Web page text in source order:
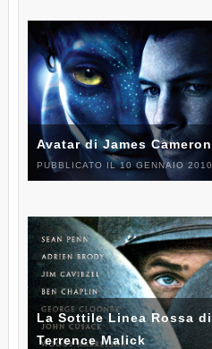
Avatar di James Cameron
PUBBLICATO IL 10 GENNAIO 2010
La Sottile Linea Rossa di
Terrence Malick